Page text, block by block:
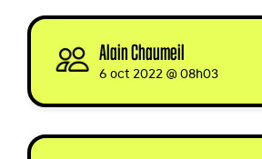
Alain Chaumeil
6 oct 2022 @ 08h03